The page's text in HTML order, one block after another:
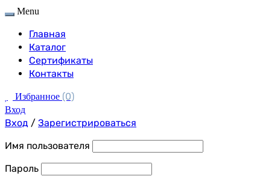
Menu
Главная
Каталог
Сертификаты
Контакты
Избранное (0)
Вход
Вход / Зарегистрироваться
Имя пользователя
Пароль